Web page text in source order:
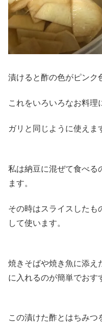
漬けると酢の色がピンク
これをいろいろなお料理
ガリと同じように使えま
私は納豆に混ぜて食べる
ます。
その時はスライスしたも
して使います。
焼きそばや焼き魚に添え
に入れるのが簡単でおす
この漬けた酢とはちみつ